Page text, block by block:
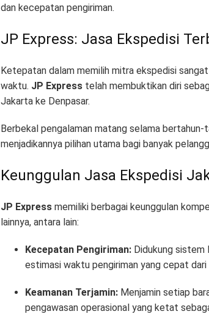
dan kecepatan pengiriman.
JP Express: Jasa Ekspedisi
Ketepatan dalam memilih mitra ekspedisi
waktu. JP Express telah membuktikan diri
Jakarta ke Denpasar.
Berbekal pengalaman matang selama
menjadikannya pilihan utama bagi banyak
Keunggulan Jasa Ekspedisi
JP Express memiliki berbagai keunggulan
lainnya, antara lain:
Kecepatan Pengiriman: Didukung sistem
estimasi waktu pengiriman yang cepat
Keamanan Terjamin: Menjamin setiap
pengawasan operasional yang ketat